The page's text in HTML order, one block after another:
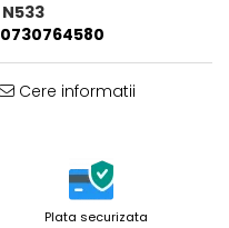
N533
0730764580
Cere informatii
Plata securizata